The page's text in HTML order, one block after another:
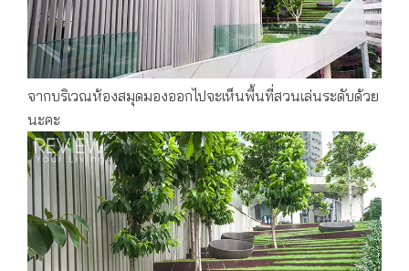
จากบริเวณห้องสมุดมองออกไปจะเห็นพื้นที่สวนเล่นระดับด้วย
นะคะ